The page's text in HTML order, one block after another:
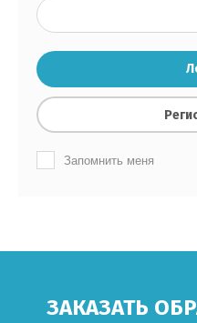
Запомнить меня
ЗАКАЗАТЬ